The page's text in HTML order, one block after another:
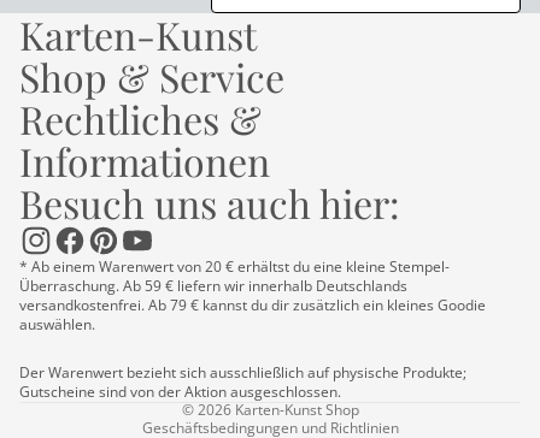
Karten-Kunst
Shop & Service
Rechtliches &
Informationen
Besuch uns auch hier:
* Ab einem Warenwert von 20 € erhältst du eine kleine Stempel-
Überraschung. Ab 59 € liefern wir innerhalb Deutschlands
versandkostenfrei. Ab 79 € kannst du dir zusätzlich ein kleines Goodie
auswählen.
Der Warenwert bezieht sich ausschließlich auf physische Produkte;
Gutscheine sind von der Aktion ausgeschlossen.
© 2026 Karten-Kunst Shop
Geschäftsbedingungen und Richtlinien
Datenschutzerklärung
Impressum
Kontaktinformationen
Versand
Widerrufsrecht